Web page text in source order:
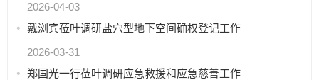
2026-04-03
戴浏宾莅叶调研盐穴型地下空间确权登记工作
2026-03-31
郑国光一行莅叶调研应急救援和应急慈善工作